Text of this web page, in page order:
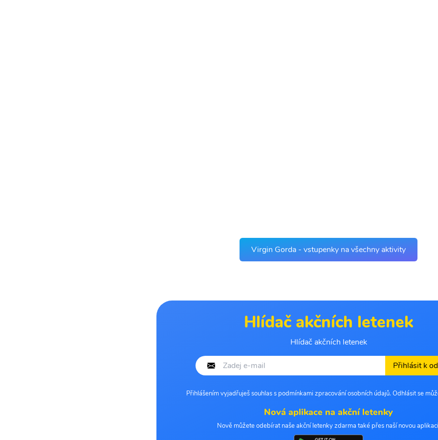
Virgin Gorda - vstupenky na všechny aktivity
Hlídač akčních letenek
Hlídač akčních letenek
Přihlásit k
Přihlášením vyjadřuješ souhlas s podmínkami zpracování osobních údajů. Odhlásit se
Nová aplikace na akční letenky
Nově můžete odebírat naše akční letenky zdarma také přes naší novou